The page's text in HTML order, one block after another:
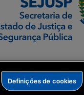
Definições de cookies